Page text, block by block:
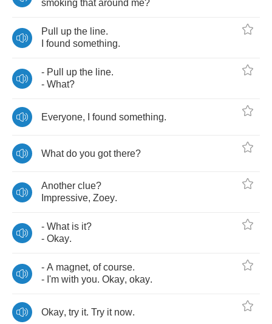
smoking that around me?
Pull up the line.
found something.
- Pull up the line.
- What?
Everyone, found something.
What do you got there?
Another clue?
Impressive, Zoey.
- What is it?
- Okay.
- A magnet, of course.
- I'm with you. Okay, okay.
Okay, try it. Try it now.